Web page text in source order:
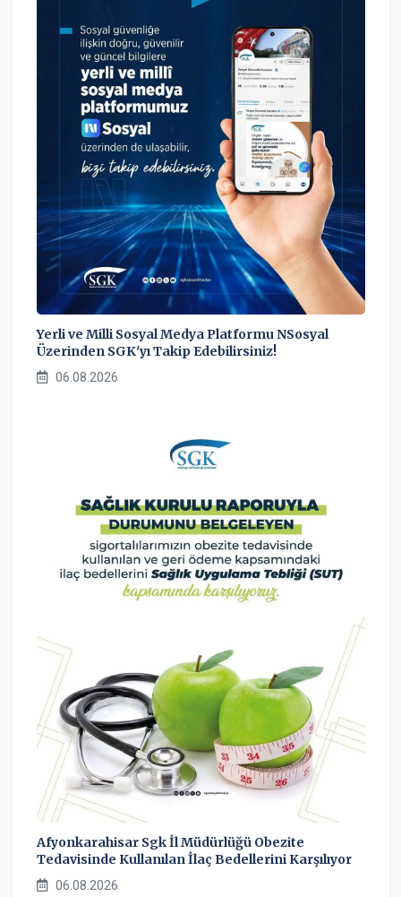
Yerli ve Milli Sosyal Medya Platformu NSosyal
Üzerinden SGK'yı Takip Edebilirsiniz!
06.08.2026
Afyonkarahisar Sgk İl Müdürlüğü Obezite
Tedavisinde Kullanılan İlaç Bedellerini Karşılıyor
06.08.2026